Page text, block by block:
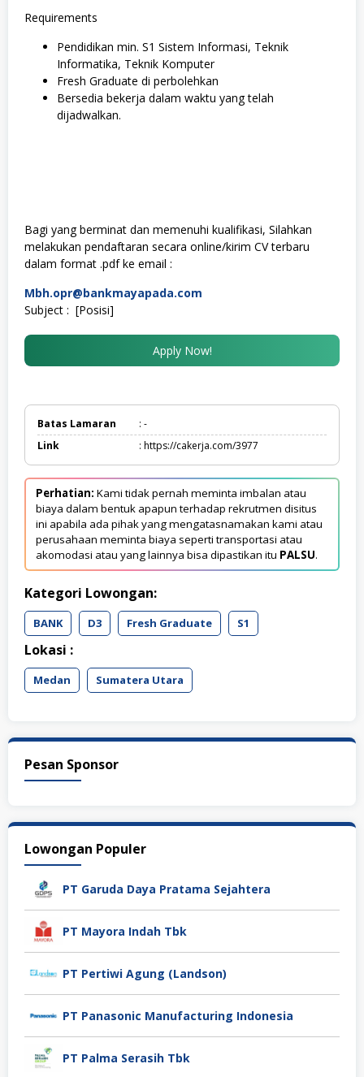
Requirements
Pendidikan min. S1 Sistem Informasi, Teknik
Informatika, Teknik Komputer
Fresh Graduate di perbolehkan
Bersedia bekerja dalam waktu yang telah
dijadwalkan.
Bagi yang berminat dan memenuhi kualifikasi, Silahkan
melakukan pendaftaran secara online/kirim CV terbaru
dalam format .pdf ke email :
Mbh.opr@bankmayapada.com
Subject : [Posisi]
Apply Now!
Batas Lamaran
: -
Link
: https://cakerja.com/3977
Perhatian: Kami tidak pernah meminta imbalan atau
biaya dalam bentuk apapun terhadap rekrutmen disitus
ini apabila ada pihak yang mengatasnamakan kami atau
perusahaan meminta biaya seperti transportasi atau
akomodasi atau yang lainnya bisa dipastikan itu PALSU.
Kategori Lowongan:
BANK D3 Fresh Graduate S1
Lokasi :
Medan Sumatera Utara
Pesan Sponsor
Lowongan Populer
PT Garuda Daya Pratama Sejahtera
PT Mayora Indah Tbk
PT Pertiwi Agung (Landson)
PT Panasonic Manufacturing Indonesia
PT Palma Serasih Tbk